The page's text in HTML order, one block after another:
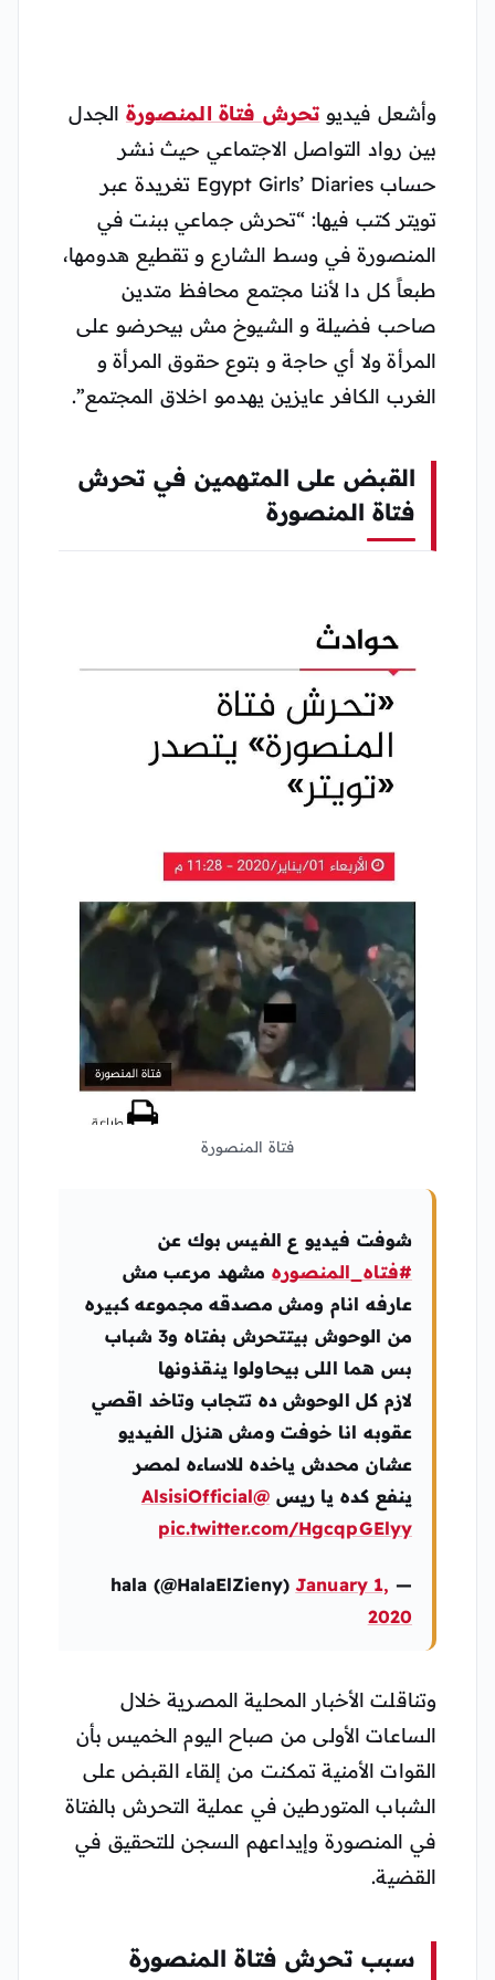
وأشعل فيديو تحرش فتاة المنصورة الجدل
بين رواد التواصل الاجتماعي حيث نشر
حساب Egypt Girls’ Diaries تغريدة عبر
تويتر كتب فيها: “تحرش جماعي ببنت في
المنصورة في وسط الشارع و تقطيع هدومها،
طبعاً كل دا لأننا مجتمع محافظ متدين
صاحب فضيلة و الشيوخ مش بيحرضو على
المرأة ولا أي حاجة و بتوع حقوق المرأة و
الغرب الكافر عايزين يهدمو اخلاق المجتمع”.
القبض على المتهمين في تحرش
فتاة المنصورة
فتاة المنصورة
شوفت فيديو ع الفيس بوك عن
#فتاه_المنصوره مشهد مرعب مش
عارفه انام ومش مصدقه مجموعه كبيره
من الوحوش بيتتحرش بفتاه و3 شباب
بس هما اللى بيحاولوا ينقذونها
لازم كل الوحوش ده تتجاب وتاخد اقصي
عقوبه انا خوفت ومش هنزل الفيديو
عشان محدش ياخده للاساءه لمصر
ينفع كده يا ريس @AlsisiOfficial
pic.twitter.com/HgcqpGElyy
— hala (@HalaElZieny)
January 1,
2020
وتناقلت الأخبار المحلية المصرية خلال
الساعات الأولى من صباح اليوم الخميس بأن
القوات الأمنية تمكنت من إلقاء القبض على
الشباب المتورطين في عملية التحرش بالفتاة
في المنصورة وإيداعهم السجن للتحقيق في
القضية.
سبب تحرش فتاة المنصورة